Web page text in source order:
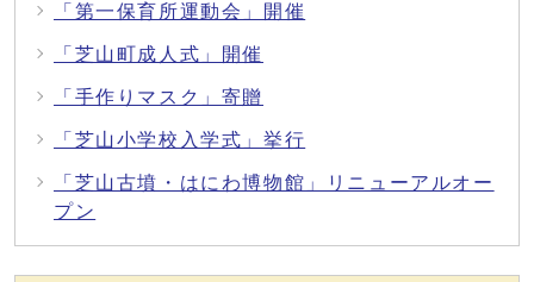
「第一保育所運動会」開催
「芝山町成人式」開催
「手作りマスク」寄贈
「芝山小学校入学式」挙行
「芝山古墳・はにわ博物館」リニューアルオー
プン